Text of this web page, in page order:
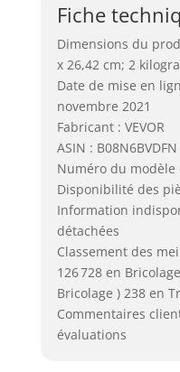
Fiche
Dimensions du
x 26,42 cm; 2
Date de mise en
novembre 2021
Fabricant : VEVOR
ASIN : B08N6BVDFN
Numéro du modèle
Disponibilité des
Information
détachées
Classement des
126 728 en
Bricolage ) 238 en
Commentaires
évaluations